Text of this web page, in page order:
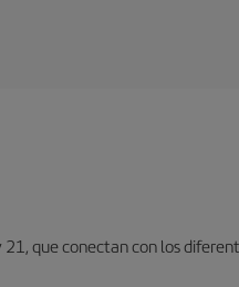
que conectan con los